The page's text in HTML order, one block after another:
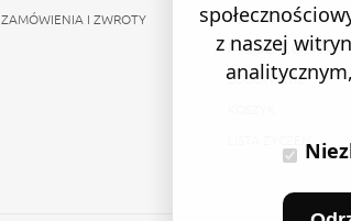
ZAMÓWIENIA I ZWROTY
KONTAKT
MOJE KONTO
LOGOWANIE
z naszej